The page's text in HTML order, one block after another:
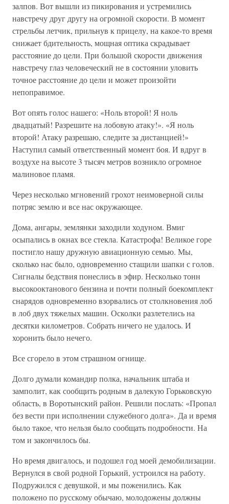
залпов. Вот вышли из пикирования и устремились
навстречу друг другу на огромной скорости. В момент
стрельбы летчик, прильнув к прицелу, на какое-то время
снижает бдительность, мощная оптика скрадывает
расстояние до цели. При большой скорости движения
навстречу глаз человеческий не в состоянии уловить
точное расстояние до цели и может произойти
непоправимое.
Вот опять голос нашего: «Ноль второй! Я ноль
двадцатый! Разрешите на лобовую атаку!». «Я ноль
второй! Атаку разрешаю, следите за дистанцией!»
Наступил самый ответственный момент боя. И вдруг в
воздухе на высоте 3 тысяч метров возникло огромное
малиновое пламя.
Через несколько мгновений грохот неимоверной силы
потряс землю и все нас окружающее.
Дома, ангары, землянки заходили ходуном. Вмиг
осыпались в окнах все стекла. Катастрофа! Великое горе
постигло нашу дружную авиационную семью. Мы,
сколько нас было, одновременно стащили шапки с голов.
Сигналы бедствия понеслись в эфир. Несколько тонн
высокооктанового бензина и почти полный боекомплект
снарядов одновременно взорвались от столкновения лоб
в лоб двух тяжелых машин. Осколки разлетелись на
десятки километров. Собрать ничего не удалось. И
хоронить было нечего.
Все сгорело в этом страшном огнище.
Долго думали командир полка, начальник штаба и
замполит, как сообщить родным в далекую Горьковскую
область, в Воротынский район. Решили послать: «Пропал
без вести при исполнении служебного долга». Да и время
было такое, что нельзя было сообщать подробности. На
том и закончилось бы.
Но время двигалось, и подошел год моей демобилизации.
Вернулся в свой родной Горький, устроился на работу.
Подружился с девушкой, и мы поженились. Как
положено по русскому обычаю, молодожены должны